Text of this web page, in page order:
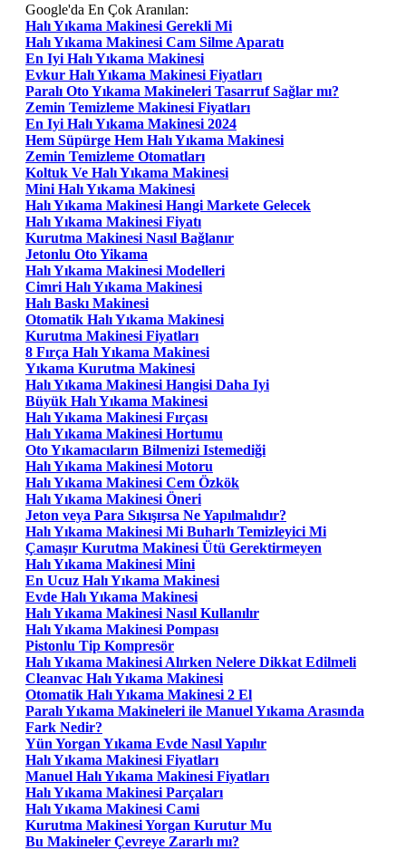
Google'da En Çok Aranılan:
Halı Yıkama Makinesi Gerekli Mi
Halı Yıkama Makinesi Cam Silme Aparatı
En Iyi Halı Yıkama Makinesi
Evkur Halı Yıkama Makinesi Fiyatları
Paralı Oto Yıkama Makineleri Tasarruf Sağlar mı?
Zemin Temizleme Makinesi Fiyatları
En Iyi Halı Yıkama Makinesi 2024
Hem Süpürge Hem Halı Yıkama Makinesi
Zemin Temizleme Otomatları
Koltuk Ve Halı Yıkama Makinesi
Mini Halı Yıkama Makinesi
Halı Yıkama Makinesi Hangi Markete Gelecek
Halı Yıkama Makinesi Fiyatı
Kurutma Makinesi Nasıl Bağlanır
Jetonlu Oto Yikama
Halı Yıkama Makinesi Modelleri
Cimri Halı Yıkama Makinesi
Halı Baskı Makinesi
Otomatik Halı Yıkama Makinesi
Kurutma Makinesi Fiyatları
8 Fırça Halı Yıkama Makinesi
Yıkama Kurutma Makinesi
Halı Yıkama Makinesi Hangisi Daha Iyi
Büyük Halı Yıkama Makinesi
Halı Yıkama Makinesi Fırçası
Halı Yıkama Makinesi Hortumu
Oto Yıkamacıların Bilmenizi Istemediği
Halı Yıkama Makinesi Motoru
Halı Yıkama Makinesi Cem Özkök
Halı Yıkama Makinesi Öneri
Jeton veya Para Sıkışırsa Ne Yapılmalıdır?
Halı Yıkama Makinesi Mi Buharlı Temizleyici Mi
Çamaşır Kurutma Makinesi Ütü Gerektirmeyen
Halı Yıkama Makinesi Mini
En Ucuz Halı Yıkama Makinesi
Evde Halı Yıkama Makinesi
Halı Yıkama Makinesi Nasıl Kullanılır
Halı Yıkama Makinesi Pompası
Pistonlu Tip Kompresör
Halı Yıkama Makinesi Alırken Nelere Dikkat Edilmeli
Cleanvac Halı Yıkama Makinesi
Otomatik Halı Yıkama Makinesi 2 El
Paralı Yıkama Makineleri ile Manuel Yıkama Arasında
Fark Nedir?
Yün Yorgan Yıkama Evde Nasıl Yapılır
Halı Yıkama Makinesi Fiyatları
Manuel Halı Yıkama Makinesi Fiyatları
Halı Yıkama Makinesi Parçaları
Halı Yıkama Makinesi Cami
Kurutma Makinesi Yorgan Kurutur Mu
Bu Makineler Çevreye Zararlı mı?